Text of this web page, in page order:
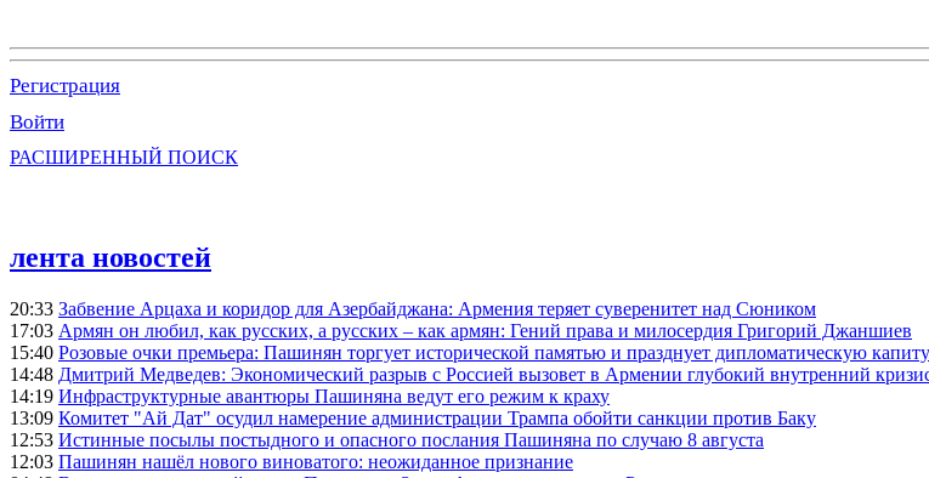
Регистрация
Войти
РАСШИРЕННЫЙ ПОИСК
лента новостей
20:33 Забвение Арцаха и коридор для Азербайджана: Армения теряет суверенитет над Сюником
17:03 Армян он любил, как русских, а русских – как армян: Гений права и милосердия Григорий Джаншиев
15:40 Розовые очки премьера: Пашинян торгует исторической памятью и празднует дипломатическую
14:48 Дмитрий Медведев: Экономический разрыв с Россией вызовет в Армении глубокий внутренний
14:19 Инфраструктурные авантюры Пашиняна ведут его режим к краху
13:09 Комитет "Ай Дат" осудил намерение администрации Трампа обойти санкции против Баку
12:53 Истинные посылы постыдного и опасного послания Пашиняна по случаю 8 августа
12:03 Пашинян нашёл нового виноватого: неожиданное признание